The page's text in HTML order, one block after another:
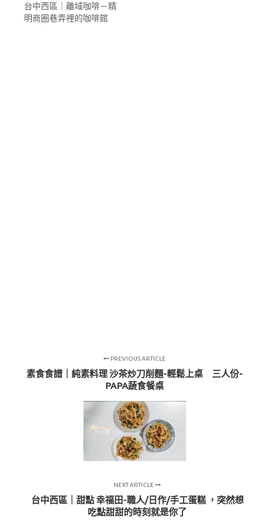
台中西區｜離域咖啡－精
明商圈巷弄裡的咖啡館
PREVIOUS ARTICLE
素食食譜｜純素料理 沙茶炒刀削麵-輕鬆上桌 三人份-
PAPA蔬食餐桌
NEXT ARTICLE
台中西區｜甜點 幸福田-職人/日作/手工蛋糕 ，突然想
吃點甜甜的時刻就是你了